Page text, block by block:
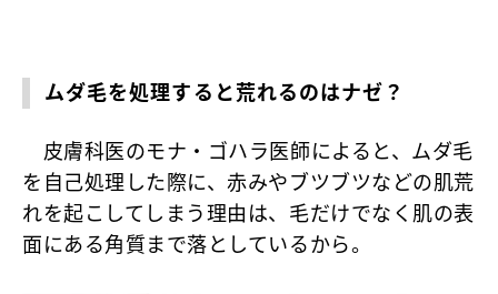
ムダ毛を処理すると荒れるのはナゼ？
皮膚科医のモナ・ゴハラ医師によると、ムダ毛
を自己処理した際に、赤みやブツブツなどの肌荒
れを起こしてしまう理由は、 毛だけでなく肌の表
面にある角質まで落としているから。